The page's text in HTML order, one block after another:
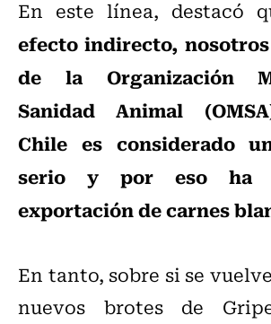
En este línea, destacó
efecto indirecto,
de la Organización
Sanidad Animal
Chile es considerado
serio y por eso ha
exportación de carnes
En tanto, sobre si se
nuevos brotes de